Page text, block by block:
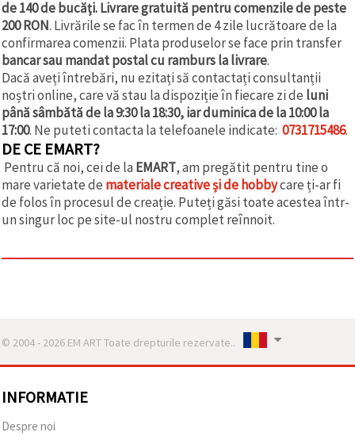
de 140 de bucăți. Livrare gratuită pentru comenzile de peste
200 RON. Livrările se fac în termen de 4 zile lucrătoare de la
confirmarea comenzii. Plata produselor se face prin transfer
bancar sau mandat postal cu ramburs la livrare.
Dacă aveți întrebări, nu ezitați să contactați consultanții
noștri online, care vă stau la dispoziție în fiecare zi de luni
până sâmbătă de la 9:30 la 18:30, iar duminica de la 10:00 la
17:00. Ne puteti contacta la telefoanele indicate: 0731715486.
DE CE EMART?
Pentru că noi, cei de la EMART, am pregătit pentru tine o
mare varietate de materiale creative și de hobbycare ți-ar fi
de folos în procesul de creație. Puteți găsi toate acestea într-
un singur loc pe site-ul nostru complet reînnoit.
© 2004 - 2026 EM ART Toate drepturile rezervate..
INFORMATIE
Despre noi